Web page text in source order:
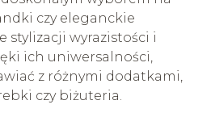
czy eleganckie
stylizacji wyrazistości i
ich uniwersalności,
z różnymi dodatkami,
czy biżuteria.